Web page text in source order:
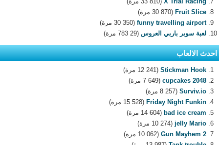
Fruit Slice (30 870 مرة)
funny travelling airport (30 350 مرة)
لعبة سوبر باربي العروس (29 783 مرة)
احدث الالعاب
Stickman Hook (12 241 مرة)
2048 cupcakes
(7 649 مرة)
Surviv.io (8 257 مرة)
Friday Night Funkin (15 528 مرة)
bad ice cream (14 604 مرة)
jelly Mario (10 274 مرة)
Gun Mayhem 2 (10 062 مرة)